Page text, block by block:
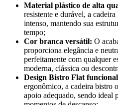
Material plástico de alta
resistente e durável, a
intenso, mantendo sua
tempo;
Cor branca versátil: O
proporciona elegância e
perfeitamente com qualquer
moderna, clássica ou
Design Bistro Flat
ergonômico, a cadeira bistro
apoio adequado, sendo ideal